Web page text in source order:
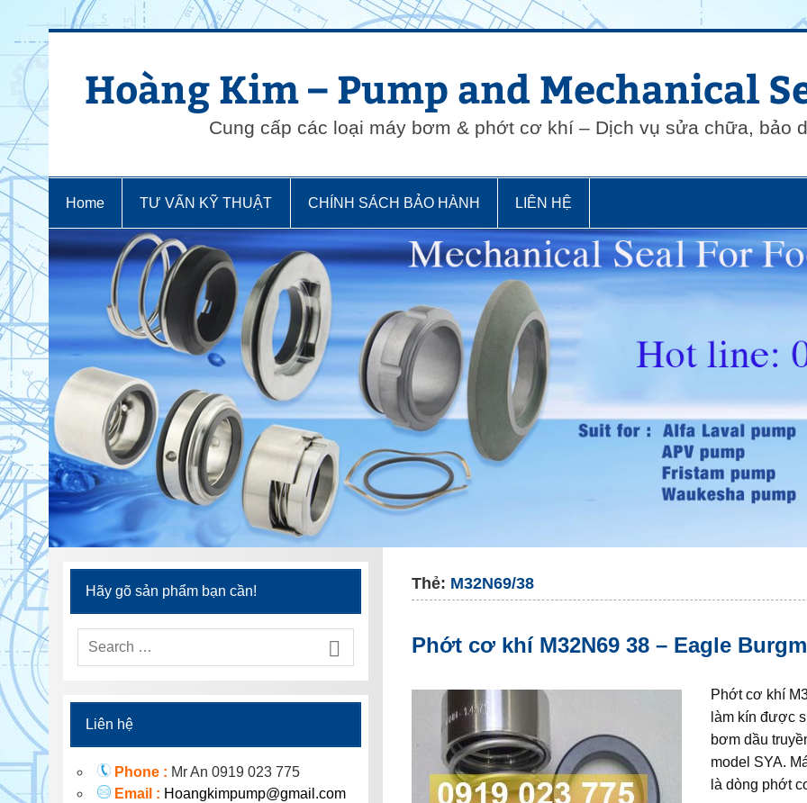
content
Hoàng Kim – Pump and Mechanical
Cung cấp các loại máy bơm & phớt cơ khí – Dịch vụ sửa chữa, bảo
Home TƯ VẤN KỸ THUẬT CHÍNH SÁCH BẢO HÀNH LIÊN HỆ
Thẻ: M32N69/38
Phớt cơ khí M32N69 38 – Eagle
Phớt cơ khí
làm kín được
bơm dầu
model SYA.
là dòng phớt
Hãy gõ sản phẩm bạn cần!
Liên hệ
Phone : Mr An 0919 023 775
Email : Hoangkimpump@gmail.com